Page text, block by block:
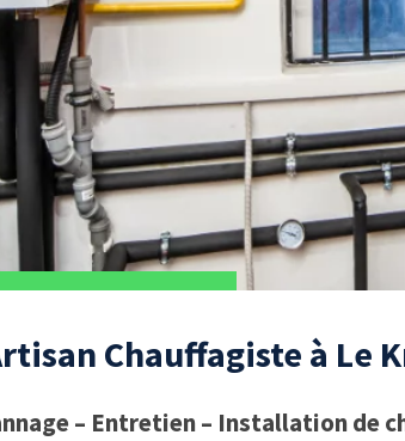
Chauffagiste à Le
– Entretien – Installation de